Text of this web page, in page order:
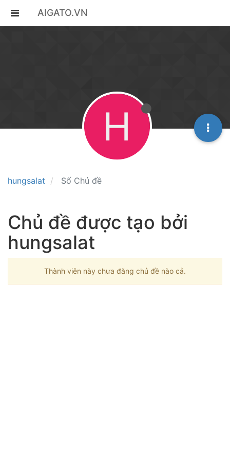
AIGATO.VN
hungsalat Số Chủ đề
H
Chủ đề được tạo bởi
hungsalat
Thành viên này chưa đăng chủ đề nào cả.